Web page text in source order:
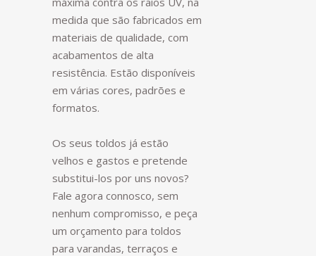
medida que são fabricados em
materiais de qualidade, com
acabamentos de alta
resistência. Estão disponíveis
em várias cores, padrões e
formatos.
Os seus toldos já estão
velhos e gastos e pretende
substitui-los por uns novos?
Fale agora connosco, sem
nenhum compromisso, e peça
um orçamento para toldos
para varandas, terraços e